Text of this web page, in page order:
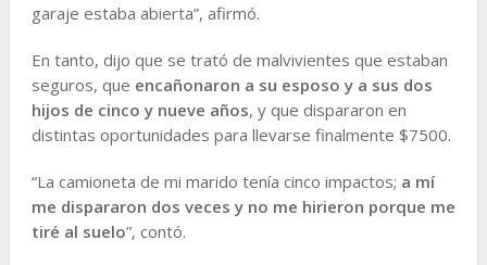
garaje estaba abierta”, afirmó.
En tanto, dijo que se trató de malvivientes que estaban
seguros, que encañonaron a su esposo y a sus dos
hijos de cinco y nueve años, y que dispararon en
distintas oportunidades para llevarse finalmente $7500.
“La camioneta de mi marido tenía cinco impactos; a mí
me dispararon dos veces y no me hirieron porque me
tiré al suelo”, contó.